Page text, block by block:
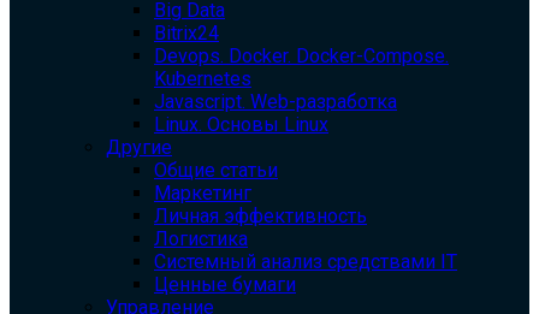
Big Data
Bitrix24
Devops. Docker. Docker-Compose.
Kubernetes
Javascript. Web-разработка
Linux. Основы Linux
Другие
Общие статьи
Маркетинг
Личная эффективность
Логистика
Системный анализ средствами IT
Ценные бумаги
Управление